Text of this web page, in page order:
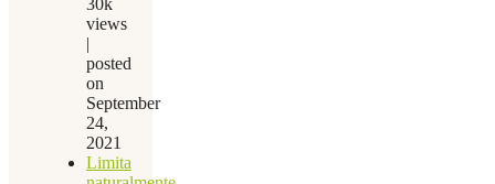
30k
views
|
posted
on
September
24,
2021
Limita